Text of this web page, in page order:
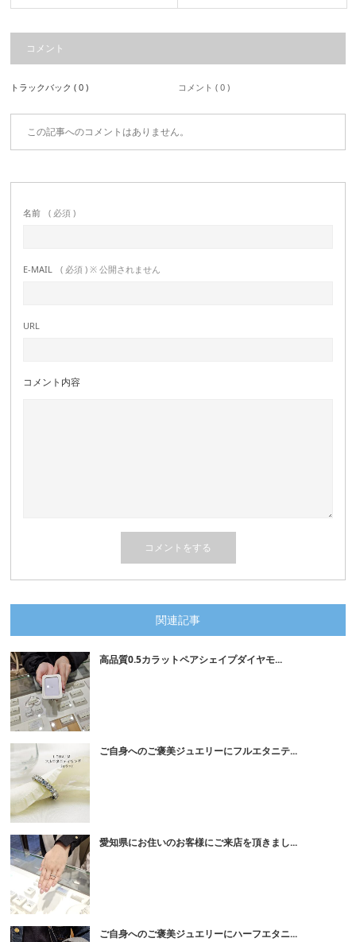
コメント
トラックバック ( 0 ) コメント ( 0 )
この記事へのコメントはありません。
名前 ( 必須 )
E-MAIL ( 必須 ) ※ 公開されません
URL
コメント内容
関連記事
高品質0.5カラットペアシェイプダイヤモ...
ご自身へのご褒美ジュエリーにフルエタニテ...
愛知県にお住いのお客様にご来店を頂きまし...
ご自身へのご褒美ジュエリーにハーフエタニ...